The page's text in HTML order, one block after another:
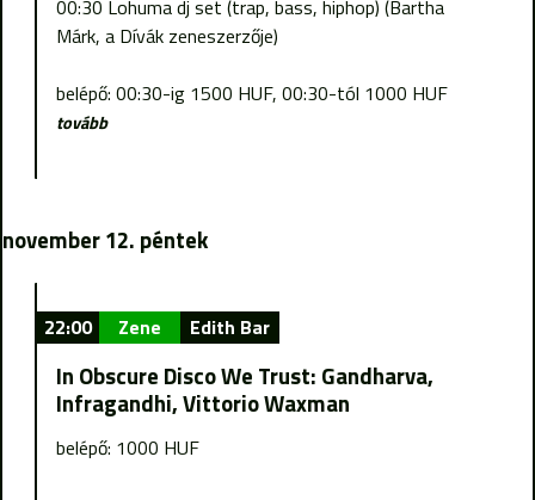
00:30 Lohuma dj set (trap, bass, hiphop) (Bartha
Márk, a Dívák zeneszerzője)
belépő: 00:30-ig 1500 HUF, 00:30-tól 1000 HUF
tovább
november 12. péntek
22:00 Zene Edith Bar
In Obscure Disco We Trust: Gandharva,
Infragandhi, Vittorio Waxman
belépő: 1000 HUF